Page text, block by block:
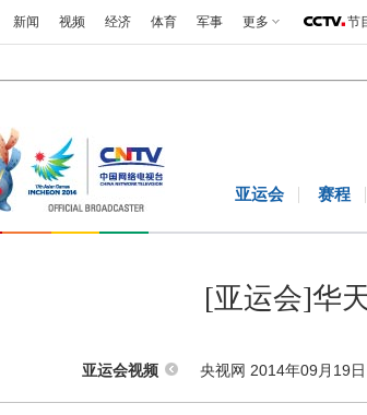
新闻 视频 经济 体育 军事 更多 节
亚运会 赛程
[亚运会]华
亚运会视频 央视网 2014年09月19